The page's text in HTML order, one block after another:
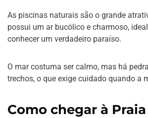
As piscinas naturais são o grande
possui um ar bucólico e charmoso,
conhecer um verdadeiro paraíso.
O mar costuma ser calmo, mas há
trechos, o que exige cuidado quando a
Como chegar à